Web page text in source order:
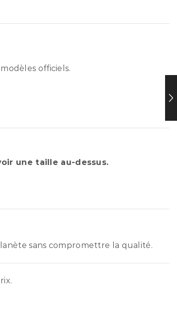
officiels.
une taille au-dessus.
sans compromettre la qualité.